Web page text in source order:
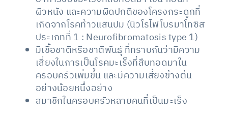
ผิวหนัง และความผิดปกติของโครงกระดูกที่
เกิดจากโรคท้าวแสนปม (นิวโรไฟโบรมาโทซิส
ประเภทที่ 1 : Neurofibromatosis type 1)
มีเชื้อชาติหรือชาติพันธุ์ ที่ทราบกันว่ามีความ
เสี่ยงในการเป็นโรคมะเร็งที่สืบทอดมาใน
ครอบครัวเพิ่มขึ้น และมีความเสี่ยงข้างต้น
อย่างน้อยหนึ่งอย่าง
สมาชิกในครอบครัวหลายคนที่เป็นมะเร็ง